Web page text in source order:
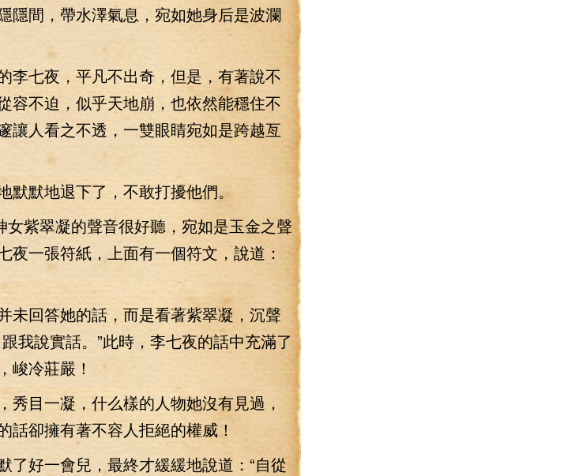
隱間，帶水澤氣息，宛如她身后是波瀾
七夜，平凡不出奇，但是，有著說不
容不迫，似乎天地崩，也依然能穩住不
讓人看之不透，一雙眼睛宛如是跨越亙
默地退下了，不敢打擾他們。
翠凝的聲音很好聽，宛如是玉金之聲
夜一張符紙，上面有一個符文，說道：
回答她的話，而是看著紫翠凝，沉聲
我說實話。”此時，李七夜的話中充滿了
峻冷莊嚴！
目一凝，什么樣的人物她沒有見過，
話卻擁有著不容人拒絕的權威！
一會兒，最終才緩緩地說道：“自從